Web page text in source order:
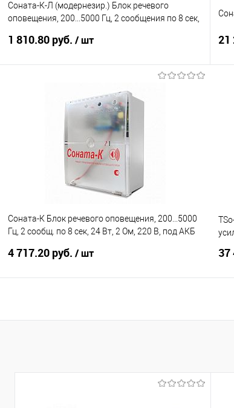
Соната-К-Л (модернезир.) Блок речевого
оповещения, 200...5000 Гц, 2 сообщения по 8 сек,
1 810.80 руб. / шт
В корзину
Купить в 1 клик
К сравнению
Под заказ
21
Соната-К Блок речевого оповещения, 200...5000
Гц, 2 сообщ. по 8 сек, 24 Вт, 2 Ом, 220 В, под АКБ
4 717.20 руб. / шт 37